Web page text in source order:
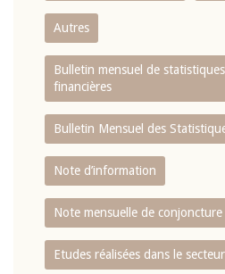
Autres
Bulletin mensuel de
financières
Bulletin Mensuel des
Note d’information
Note mensuelle de conjoncture
Etudes réalisées dans le